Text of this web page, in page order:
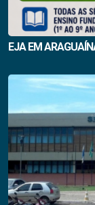
EJA EM